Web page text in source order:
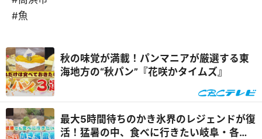
#魚
秋の味覚が満載！パンマニアが厳選する東
海地方の“秋パン”『花咲かタイムズ』
最大5時間待ちのかき氷界のレジェンドが復
活！猛暑の中、食べに行きたい岐阜・各務